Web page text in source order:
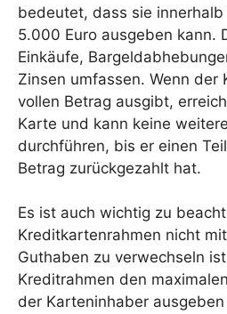
bedeutet, dass sie
5.000 Euro ausgeben kann.
Einkäufe,
Zinsen umfassen. Wenn der
vollen Betrag ausgibt,
Karte und kann keine
durchführen, bis er einen
Betrag zurückgezahlt hat.
Es ist auch wichtig zu
Kreditkartenrahmen nicht
Guthaben zu verwechseln
Kreditrahmen den
der Karteninhaber